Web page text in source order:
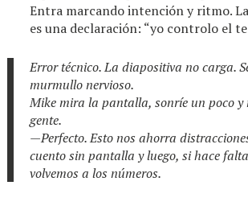
Entra marcando intención y ritmo.
es una declaración: “yo controlo el
Error técnico. La diapositiva no carga.
murmullo nervioso.
Mike mira la pantalla, sonríe un poco y
gente.
—Perfecto. Esto nos ahorra
cuento sin pantalla y luego, si hace
volvemos a los números.